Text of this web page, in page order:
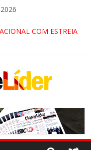
COM ESTREIA
BLOQUEADO NO FIM
NA RETA FINAL